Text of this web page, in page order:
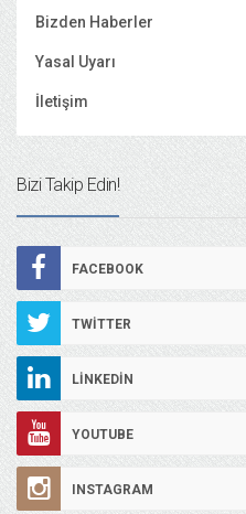
Bizden Haberler
Yasal Uyarı
İletişim
Bizi Takip Edin!
FACEBOOK
TWITTER
LINKEDIN
YOUTUBE
INSTAGRAM